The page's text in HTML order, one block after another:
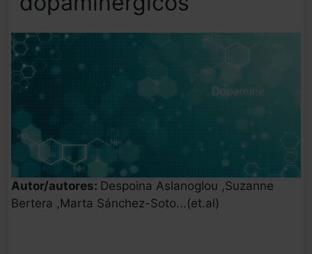
Autor/autores: Despoina Aslanoglou ,Suzanne
Bertera ,Marta Sánchez-Soto...(et.al)